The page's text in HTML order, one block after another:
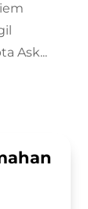
Ask...